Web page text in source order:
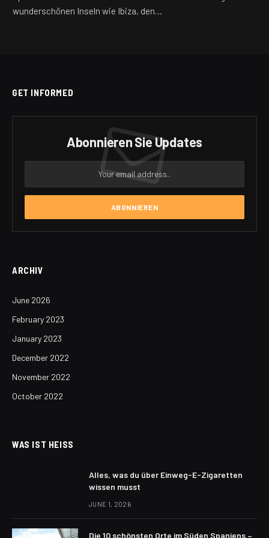
wunderschönen Inseln wie Ibiza, den…
GET INFORMED
Abonnieren Sie Updates
ARCHIV
June 2026
February 2023
January 2023
December 2022
November 2022
October 2022
WAS IST HEISS
Alles, was du über Einweg-E-Zigaretten
wissen musst
JUNE 1, 2026
Die 10 schönsten Orte im Süden Spaniens –